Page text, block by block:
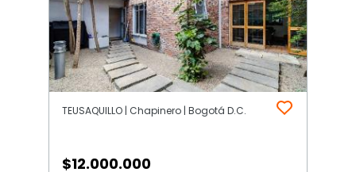
TEUSAQUILLO | Chapinero | Bogotá D.C.
$12.000.000